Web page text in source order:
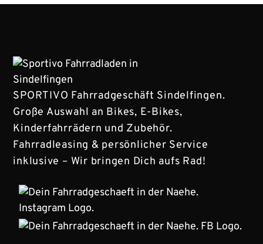
SPORTIVO Fahrradgeschäft Sindelfingen.
Große Auswahl an Bikes, E-Bikes,
Kinderfahrrädern und Zubehör.
Fahrradleasing & persönlicher Service
inklusive – Wir bringen Dich aufs Rad!